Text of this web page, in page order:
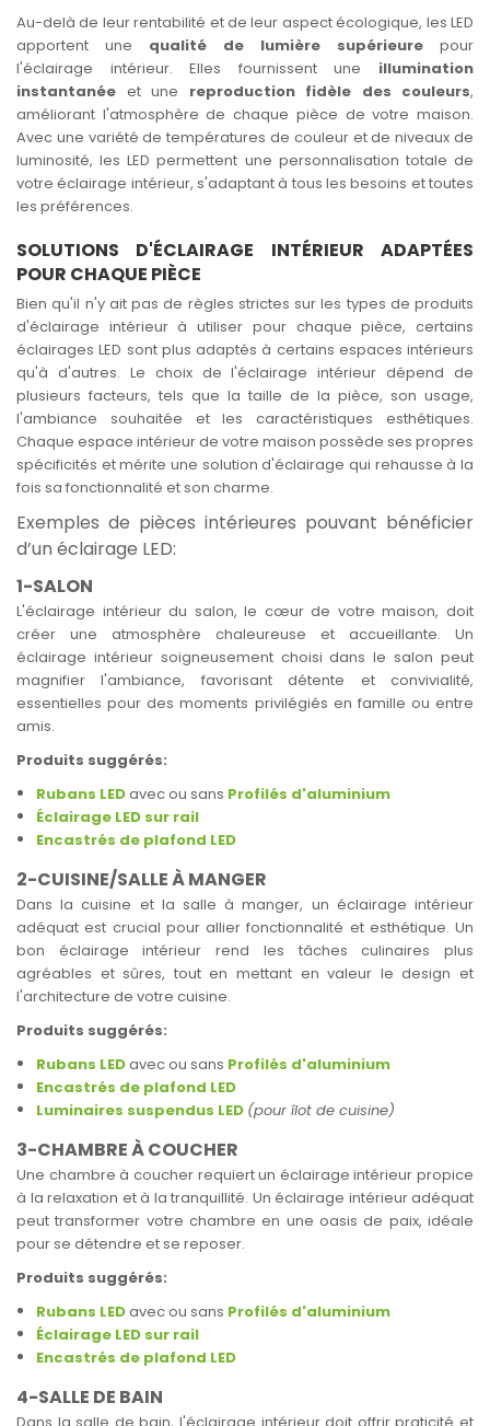
Au-delà de leur rentabilité et de leur aspect écologique, les LED
apportent une qualité de lumière supérieure pour
l'éclairage intérieur. Elles fournissent une illumination
instantanée et une reproduction fidèle des couleurs,
améliorant l'atmosphère de chaque pièce de votre maison.
Avec une variété de températures de couleur et de niveaux de
luminosité, les LED permettent une personnalisation totale de
votre éclairage intérieur, s'adaptant à tous les besoins et toutes
les préférences.
SOLUTIONS D'ÉCLAIRAGE INTÉRIEUR ADAPTÉES
POUR CHAQUE PIÈCE
Bien qu'il n'y ait pas de règles strictes sur les types de produits
d'éclairage intérieur à utiliser pour chaque pièce, certains
éclairages LED sont plus adaptés à certains espaces intérieurs
qu'à d'autres. Le choix de l'éclairage intérieur dépend de
plusieurs facteurs, tels que la taille de la pièce, son usage,
l'ambiance souhaitée et les caractéristiques esthétiques.
Chaque espace intérieur de votre maison possède ses propres
spécificités et mérite une solution d'éclairage qui rehausse à la
fois sa fonctionnalité et son charme.
Exemples de pièces intérieures pouvant bénéficier
d’un éclairage LED:
1-SALON
L'éclairage intérieur du salon, le cœur de votre maison, doit
créer une atmosphère chaleureuse et accueillante. Un
éclairage intérieur soigneusement choisi dans le salon peut
magnifier l'ambiance, favorisant détente et convivialité,
essentielles pour des moments privilégiés en famille ou entre
amis.
Produits suggérés:
Rubans LEDavec ou sans Profilés d'aluminium
Éclairage LED sur rail
Encastrés de plafond LED
2-CUISINE/SALLE À MANGER
Dans la cuisine et la salle à manger, un éclairage intérieur
adéquat est crucial pour allier fonctionnalité et esthétique. Un
bon éclairage intérieur rend les tâches culinaires plus
agréables et sûres, tout en mettant en valeur le design et
l'architecture de votre cuisine.
Produits suggérés:
Rubans LEDavec ou sans Profilés d'aluminium
Encastrés de plafond LED
Luminaires suspendus LED (pour îlot de cuisine)
3-CHAMBRE À COUCHER
Une chambre à coucher requiert un éclairage intérieur propice
à la relaxation et à la tranquillité. Un éclairage intérieur adéquat
peut transformer votre chambre en une oasis de paix, idéale
pour se détendre et se reposer.
Produits suggérés:
Rubans LEDavec ou sans Profilés d'aluminium
Éclairage LED sur rail
Encastrés de plafond LED
4-SALLE DE BAIN